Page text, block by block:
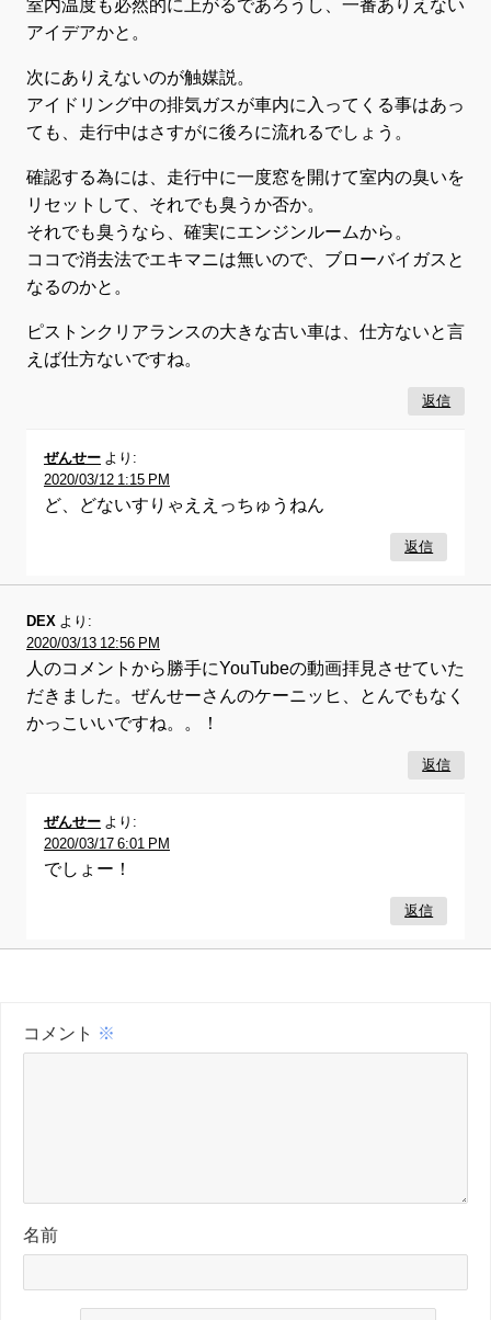
室内温度も必然的に上がるであろうし、一番ありえない
アイデアかと。
次にありえないのが触媒説。
アイドリング中の排気ガスが車内に入ってくる事はあっ
ても、走行中はさすがに後ろに流れるでしょう。
確認する為には、走行中に一度窓を開けて室内の臭いを
リセットして、それでも臭うか否か。
それでも臭うなら、確実にエンジンルームから。
ココで消去法でエキマニは無いので、ブローバイガスと
なるのかと。
ピストンクリアランスの大きな古い車は、仕方ないと言
えば仕方ないですね。
返信
ぜんせー より:
2020/03/12 1:15 PM
ど、どないすりゃええっちゅうねん
返信
DEX より:
2020/03/13 12:56 PM
人のコメントから勝手にYouTubeの動画拝見させていた
だきました。ぜんせーさんのケーニッヒ、とんでもなく
かっこいいですね。。！
返信
ぜんせー より:
2020/03/17 6:01 PM
でしょー！
返信
コメント ※
名前